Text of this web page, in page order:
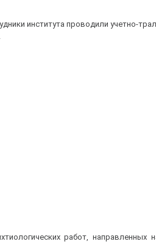
института проводили учетно-
работ, направленных